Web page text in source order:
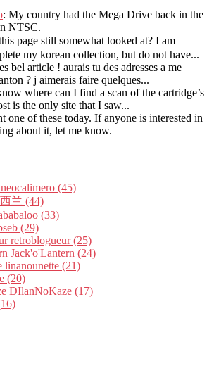
: My country had the Mega Drive back in the
NTSC.
page still somewhat looked at? I am
my korean collection, but do not have...
bel article ! aurais tu des adresses a me
? j aimerais faire quelques...
where can I find a scan of the cartridge’s
is the only site that I saw...
one of these today. If anyone is interested in
about it, let me know.
neocalimero (45)
兰 (44)
(33)
(29)
retroblogueur (25)
Jack'o'Lantern (24)
linanounette (21)
(20)
DIlanNoKaze (17)